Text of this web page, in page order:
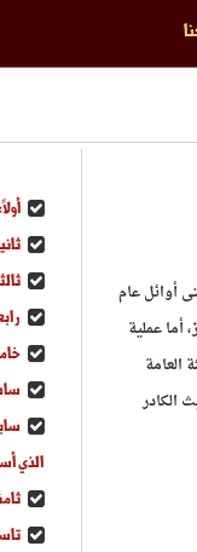
الأساسية بالهيئة العامة للتعليم التطبيقي والتدريب ، لمدة أربع سنوات ونصف ، ( من أواخر عام 1991م حتى أوائل عام
أما عملية
العامة
الكادر
الذي